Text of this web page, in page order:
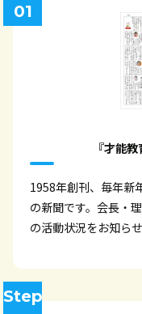
01
『才能
1958年創刊、毎年新
の新聞です。会長・
の活動状況をお知らせ
Step